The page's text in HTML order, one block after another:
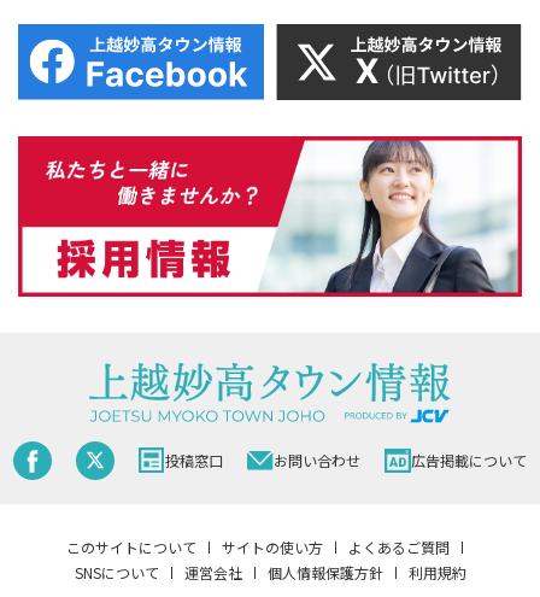
投稿窓口 お問い合わせ 広告掲載について
このサイトについて サイトの使い方
よくあるご質問
SNSについて
運営会社 個人情報保護方針 利用規約